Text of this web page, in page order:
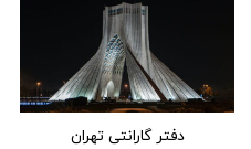
دفتر گارانتی تهران